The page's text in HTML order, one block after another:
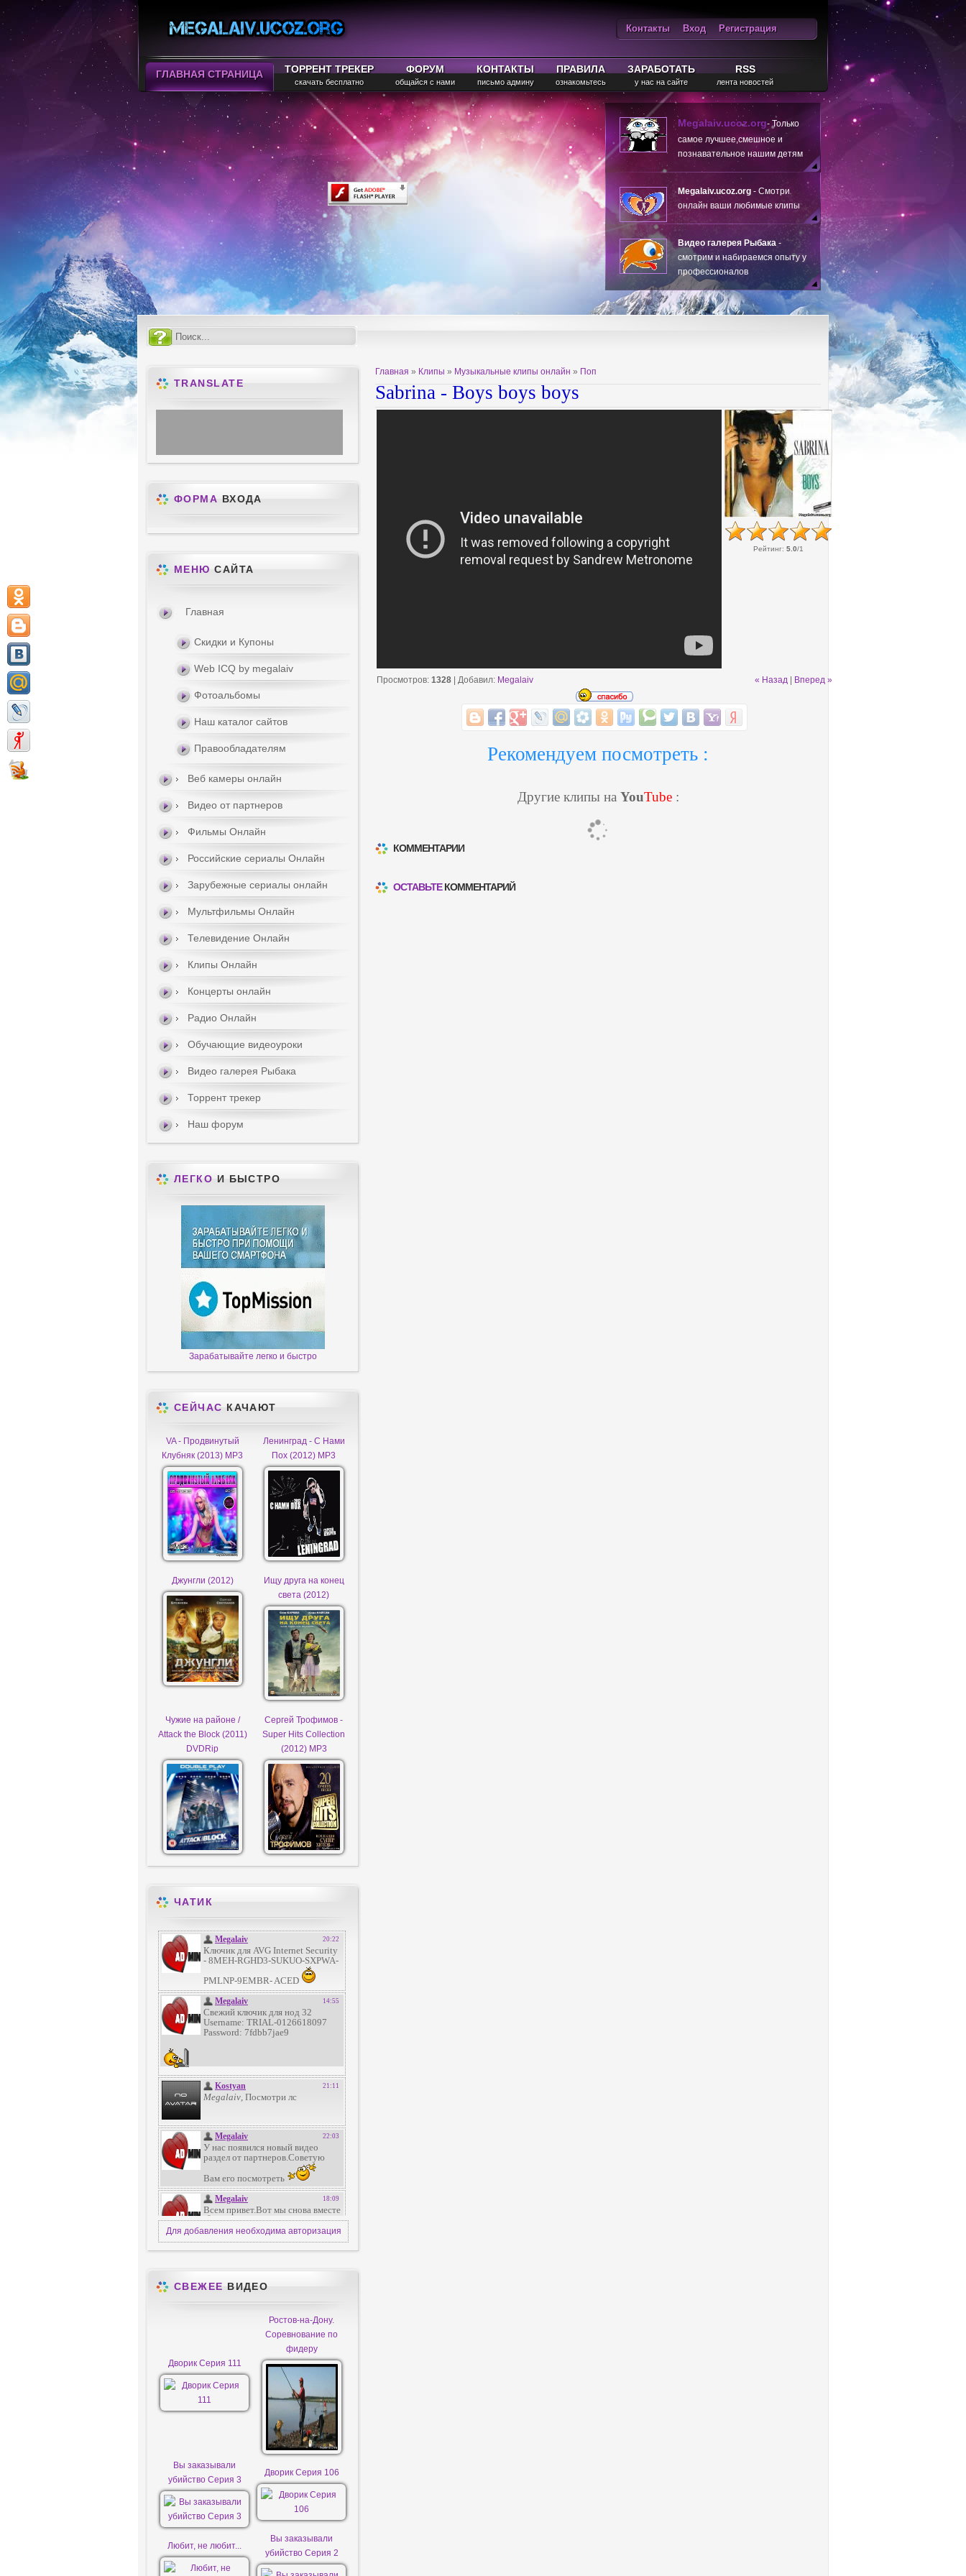
Контакты Вход
Регистрация
ГЛАВНАЯ СТРАНИЦА ТОРРЕНТ ТРЕКЕР
скачать бесплатно
ФОРУМ
общайся с нами
КОНТАКТЫ
письмо админу
ПРАВИЛА
ознакомьтесь
ЗАРАБОТАТЬ
у нас на сайте
RSS
лента новостей
Megalaiv.ucoz.org- Только
самое лучшее,смешное и
познавательное нашим детям
Megalaiv.ucoz.org - Смотри
онлайн ваши любимые клипы
Видео галерея Рыбака -
смотрим и набираемся опыту у
профессионалов
Главная » Клипы » Музыкальные клипы онлайн » Поп
Sabrina - Boys boys boys
Рейтинг: 5.0/1
« Назад Вперед »
Просмотров: 1328 Добавил: Megalaiv
Рекомендуем посмотреть :
Другие клипы на YouTube:
КОММЕНТАРИИ
ОСТАВЬТЕКОММЕНТАРИЙ
TRANSLATE
ФОРМА ВХОДА
МЕНЮ САЙТА
Главная
Скидки и Купоны
Web ICQ by megalaiv
Фотоальбомы
Наш каталог сайтов
Правообладателям
Веб камеры онлайн
Видео от партнеров
Фильмы Онлайн
Российские сериалы Онлайн
Зарубежные сериалы онлайн
Мультфильмы Онлайн
Телевидение Онлайн
Клипы Онлайн
Концерты онлайн
Радио Онлайн
Обучающие видеоуроки
Видео галерея Рыбака
Торрент трекер
Наш форум
ЛЕГКО И БЫСТРО
Зарабатывайте легко и быстро
СЕЙЧАС КАЧАЮТ
VA - Продвинутый
Клубняк (2013) MP3
Ленинград - С Нами
Пох (2012) MP3
Джунгли (2012)
Ищу друга на конец
света (2012)
Чужие на районе /
Attack the Block (2011)
DVDRip
Сергей Трофимов -
Super Hits Collection
(2012) MP3
ЧАТИК
Для добавления необходима авторизация
СВЕЖЕЕ ВИДЕО
Дворик Серия 111
Ростов-на-Дону.
Соревнование по
фидеру
Вы заказывали
убийство Серия 3
Дворик Серия 106
Любит, не любит...
Вы заказывали
убийство Серия 2